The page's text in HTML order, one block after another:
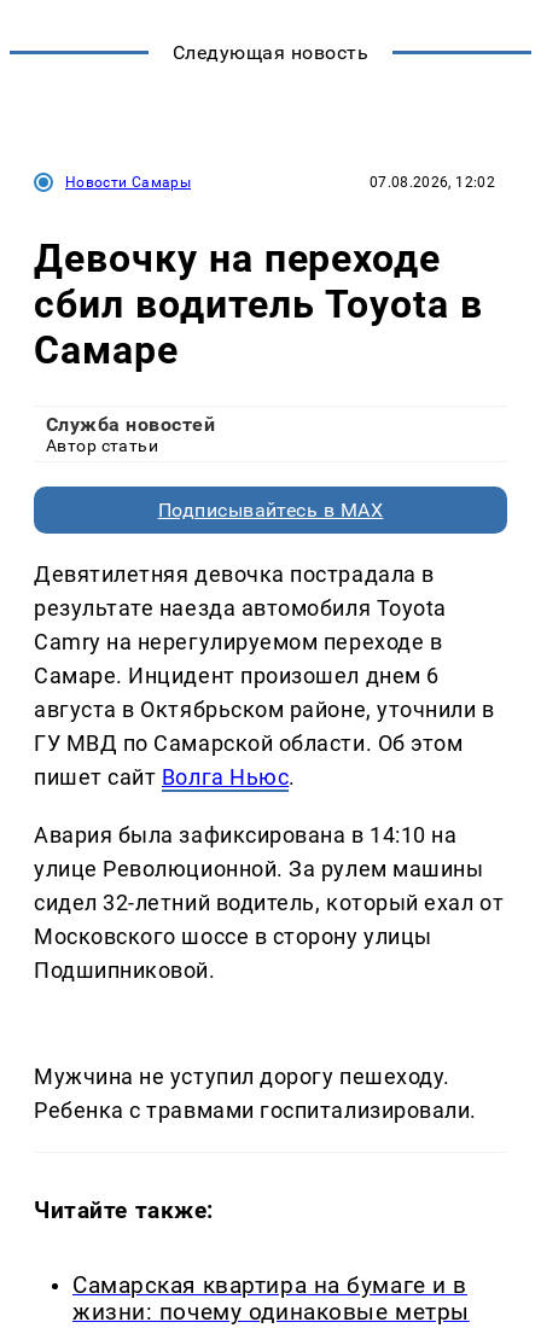
Следующая новость
Новости Самары 07.08.2026, 12:02
Девочку на переходе
сбил водитель Toyota в
Самаре
Служба новостей
Автор статьи
Подписывайтесь в MAX
Девятилетняя девочка пострадала в
результате наезда автомобиля Toyota
Camry на нерегулируемом переходе в
Самаре. Инцидент произошел днем 6
августа в Октябрьском районе, уточнили в
ГУ МВД по Самарской области. Об этом
пишет сайт Волга Ньюс.
Авария была зафиксирована в 14:10 на
улице Революционной. За рулем машины
сидел 32-летний водитель, который ехал от
Московского шоссе в сторону улицы
Подшипниковой.
Мужчина не уступил дорогу пешеходу.
Ребенка с травмами госпитализировали.
Читайте также:
Самарская квартира на бумаге и в
жизни: почему одинаковые метры